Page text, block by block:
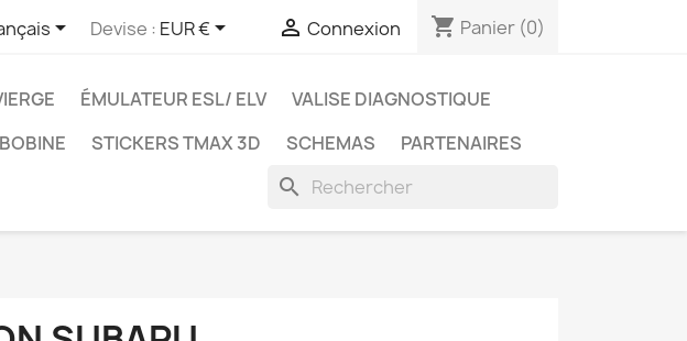
 Devise : EUR €  Connexion shopping_cart Panier (0)
ÉMULATEUR ESL/ ELV
VALISE DIAGNOSTIQUE
STICKERS TMAX 3D SCHEMAS PARTENAIRES
search